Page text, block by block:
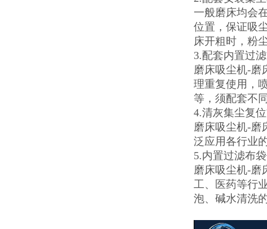
一般磨床均会
位置，保证吸
床开粗时，粉
3.配套内置过
磨床吸尘机-磨
理重复使用，
等，须配套不
4.清灰集尘复
磨床吸尘机-磨
泛应用各行业
5.内置过滤布
磨床吸尘机-磨
工、医药等行
泡、碱水清洗